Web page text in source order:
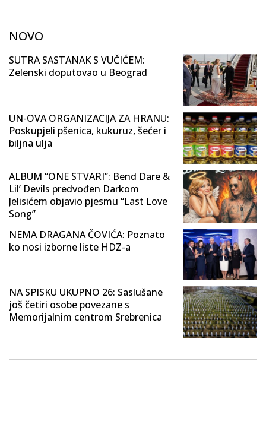
NOVO
SUTRA SASTANAK S VUČIĆEM:
Zelenski doputovao u Beograd
UN-OVA ORGANIZACIJA ZA HRANU:
Poskupjeli pšenica, kukuruz, šećer i
biljna ulja
ALBUM “ONE STVARI”: Bend Dare &
Lil’ Devils predvođen Darkom
Jelisićem objavio pjesmu “Last Love
Song”
NEMA DRAGANA ČOVIĆA: Poznato
ko nosi izborne liste HDZ-a
NA SPISKU UKUPNO 26: Saslušane
još četiri osobe povezane s
Memorijalnim centrom Srebrenica